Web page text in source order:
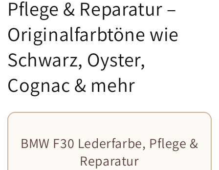
Pflege & Reparatur –
Originalfarbtöne wie
Schwarz, Oyster,
Cognac & mehr
BMW F30 Lederfarbe, Pflege &
Reparatur